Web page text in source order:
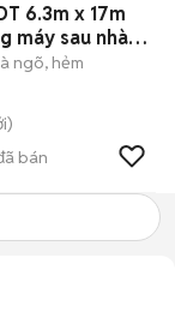
6.3m x 17m
máy sau nhà
ngõ, hẻm
bán